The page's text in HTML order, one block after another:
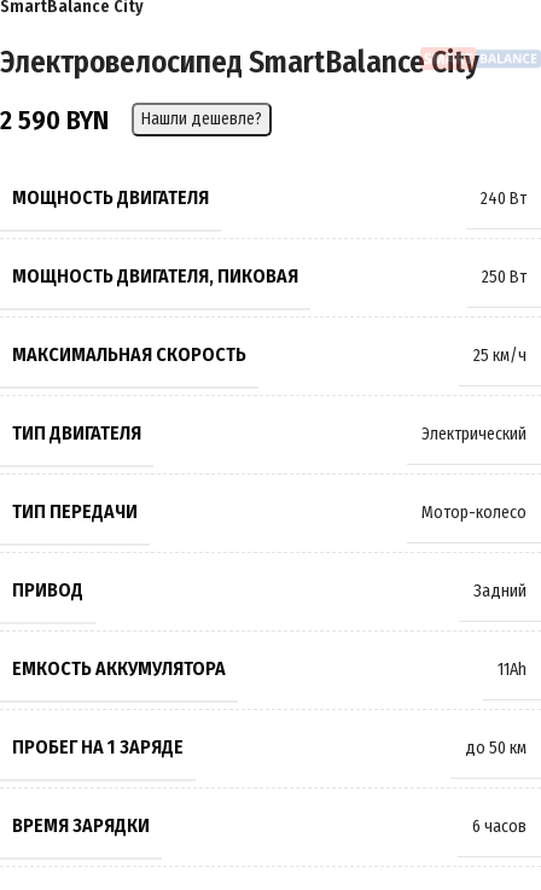
SmartBalance City
Электровелосипед SmartBalance City
2 590 BYN Нашли дешевле?
МОЩНОСТЬ ДВИГАТЕЛЯ 240 Вт
МОЩНОСТЬ ДВИГАТЕЛЯ, ПИКОВАЯ 250 Вт
МАКСИМАЛЬНАЯ СКОРОСТЬ 25 км/ч
ТИП ДВИГАТЕЛЯ Электрический
ТИП ПЕРЕДАЧИ Мотор-колесо
ПРИВОД Задний
ЕМКОСТЬ АККУМУЛЯТОРА 11Ah
ПРОБЕГ НА 1 ЗАРЯДЕ до 50 км
ВРЕМЯ ЗАРЯДКИ 6 часов